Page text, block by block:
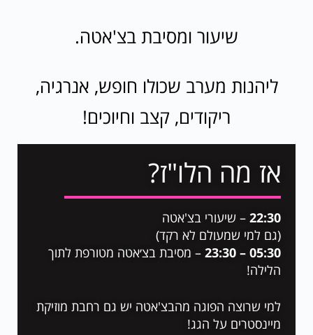
שיעור ומסיבת בצ'אטה.
ליהנות מערב שכולו חופש, אנרגיה,
ריקודים, קצב וחיוכים!
אז מה הלו"ז?
22:30 – שיעורי בצ'אטה
(גם למי שמעולם לא רקד)
05:30 – 23:30
– מסיבת בצ׳אטה מטורפת לתוך
הלילה!
למי שרוצה הפוגה מהבצ'אטה יש גם רחבת מוזיקת
מיינסטרים על הגג!